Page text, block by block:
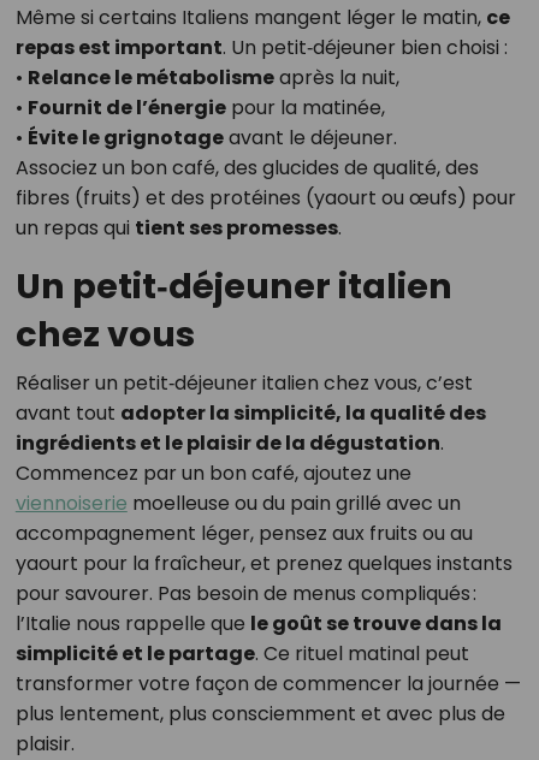
Même si certains Italiens mangent léger le matin, ce
repas est important. Un petit‑déjeuner bien choisi :
• Relance le métabolismeaprès la nuit,
• Fournit de l’énergiepour la matinée,
• Évite le grignotageavant le déjeuner.
Associez un bon café, des glucides de qualité, des
fibres (fruits) et des protéines (yaourt ou œufs) pour
un repas qui tient ses promesses.
Un petit‑déjeuner italien
chez vous
Réaliser un petit‑déjeuner italien chez vous, c’est
avant tout adopter la simplicité, la qualité des
ingrédients et le plaisir de la dégustation.
Commencez par un bon café, ajoutez une
viennoiserie moelleuse ou du pain grillé avec un
accompagnement léger, pensez aux fruits ou au
yaourt pour la fraîcheur, et prenez quelques instants
pour savourer. Pas besoin de menus compliqués :
l’Italie nous rappelle que le goût se trouve dans la
simplicité et le partage. Ce rituel matinal peut
transformer votre façon de commencer la journée —
plus lentement, plus consciemment et avec plus de
plaisir.